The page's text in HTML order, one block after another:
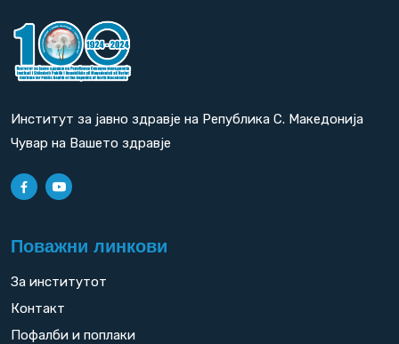
Институт за јавно здравје на Република С. Македонија
Чувар на Вашето здравје
Поважни линкови
За институтот
Контакт
Пофалби и поплаки